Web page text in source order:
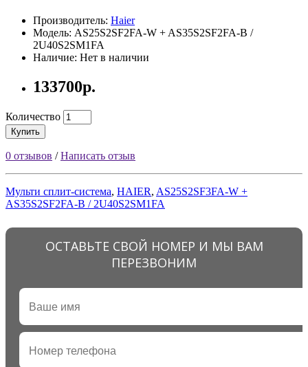
Производитель: Haier
Модель: AS25S2SF2FA-W + AS35S2SF2FA-B /
2U40S2SM1FA
Наличие: Нет в наличии
133700р.
Количество
Купить
0 отзывов /Написать отзыв
Mульти сплит-система, HAIER, AS25S2SF3FA-W +
AS35S2SF2FA-B / 2U40S2SM1FA
ОСТАВЬТЕ СВОЙ НОМЕР И МЫ ВАМ
ПЕРЕЗВОНИМ